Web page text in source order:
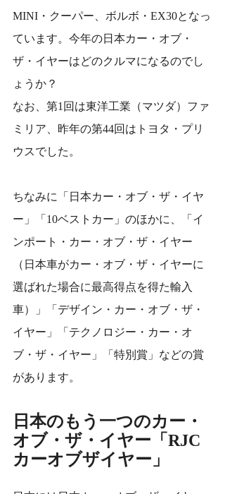
MINI・クーパー、ボルボ・EX30となっ
ています。今年の日本カー・オブ・
ザ・イヤーはどのクルマになるのでし
ょうか？
なお、第1回は東洋工業（マツダ）ファ
ミリア、昨年の第44回はトヨタ・プリ
ウスでした。
ちなみに「日本カー・オブ・ザ・イヤ
ー」「10ベストカー」のほかに、「イ
ンポート・カー・オブ・ザ・イヤー
（日本車がカー・オブ・ザ・イヤーに
選ばれた場合に最高得点を得た輸入
車）」「デザイン・カー・オブ・ザ・
イヤー」「テクノロジー・カー・オ
ブ・ザ・イヤー」「特別賞」などの賞
があります。
日本のもう一つのカー・
オブ・ザ・イヤー「RJC
カーオブザイヤー」